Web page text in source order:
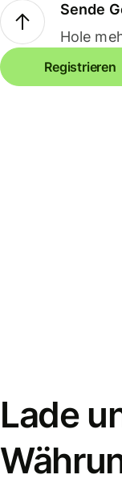
Sende
Hole
Registrieren
Lade